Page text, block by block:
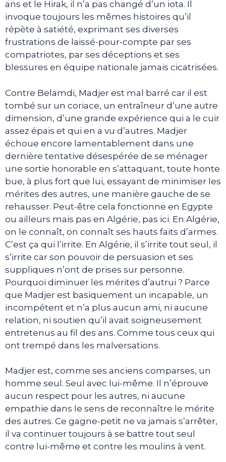
ans et le Hirak, il n’a pas changé d’un iota. Il
invoque toujours les mêmes histoires qu’il
répète à satiété, exprimant ses diverses
frustrations de laissé-pour-compte par ses
compatriotes, par ses déceptions et ses
blessures en équipe nationale jamais cicatrisées.
Contre Belamdi, Madjer est mal barré car il est
tombé sur un coriace, un entraîneur d’une autre
dimension, d’une grande expérience qui a le cuir
assez épais et qui en a vu d’autres. Madjer
échoue encore lamentablement dans une
dernière tentative désespérée de se ménager
une sortie honorable en s’attaquant, toute honte
bue, à plus fort que lui, essayant de minimiser les
mérites des autres, une manière gauche de se
rehausser. Peut-être cela fonctionne en Egypte
ou ailleurs mais pas en Algérie, pas ici. En Algérie,
on le connaît, on connaît ses hauts faits d’armes.
C’est ça qui l’irrite. En Algérie, il s’irrite tout seul, il
s’irrite car son pouvoir de persuasion et ses
suppliques n’ont de prises sur personne.
Pourquoi diminuer les mérites d’autrui ? Parce
que Madjer est basiquement un incapable, un
incompétent et n’a plus aucun ami, ni aucune
relation, ni soutien qu’il avait soigneusement
entretenus au fil des ans. Comme tous ceux qui
ont trempé dans les malversations.
Madjer est, comme ses anciens comparses, un
homme seul. Seul avec lui-même. Il n’éprouve
aucun respect pour les autres, ni aucune
empathie dans le sens de reconnaître le mérite
des autres. Ce gagne-petit ne va jamais s’arrêter,
il va continuer toujours à se battre tout seul
contre lui-même et contre les moulins à vent.